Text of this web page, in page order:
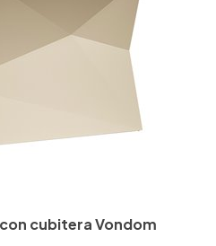
cubitera Vondom